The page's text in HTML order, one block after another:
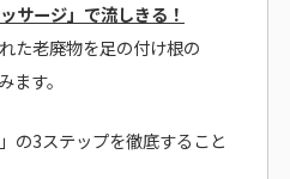
サージ」で流しきる！
た老廃物を足の付け根の
ます。
の3ステップを徹底すること